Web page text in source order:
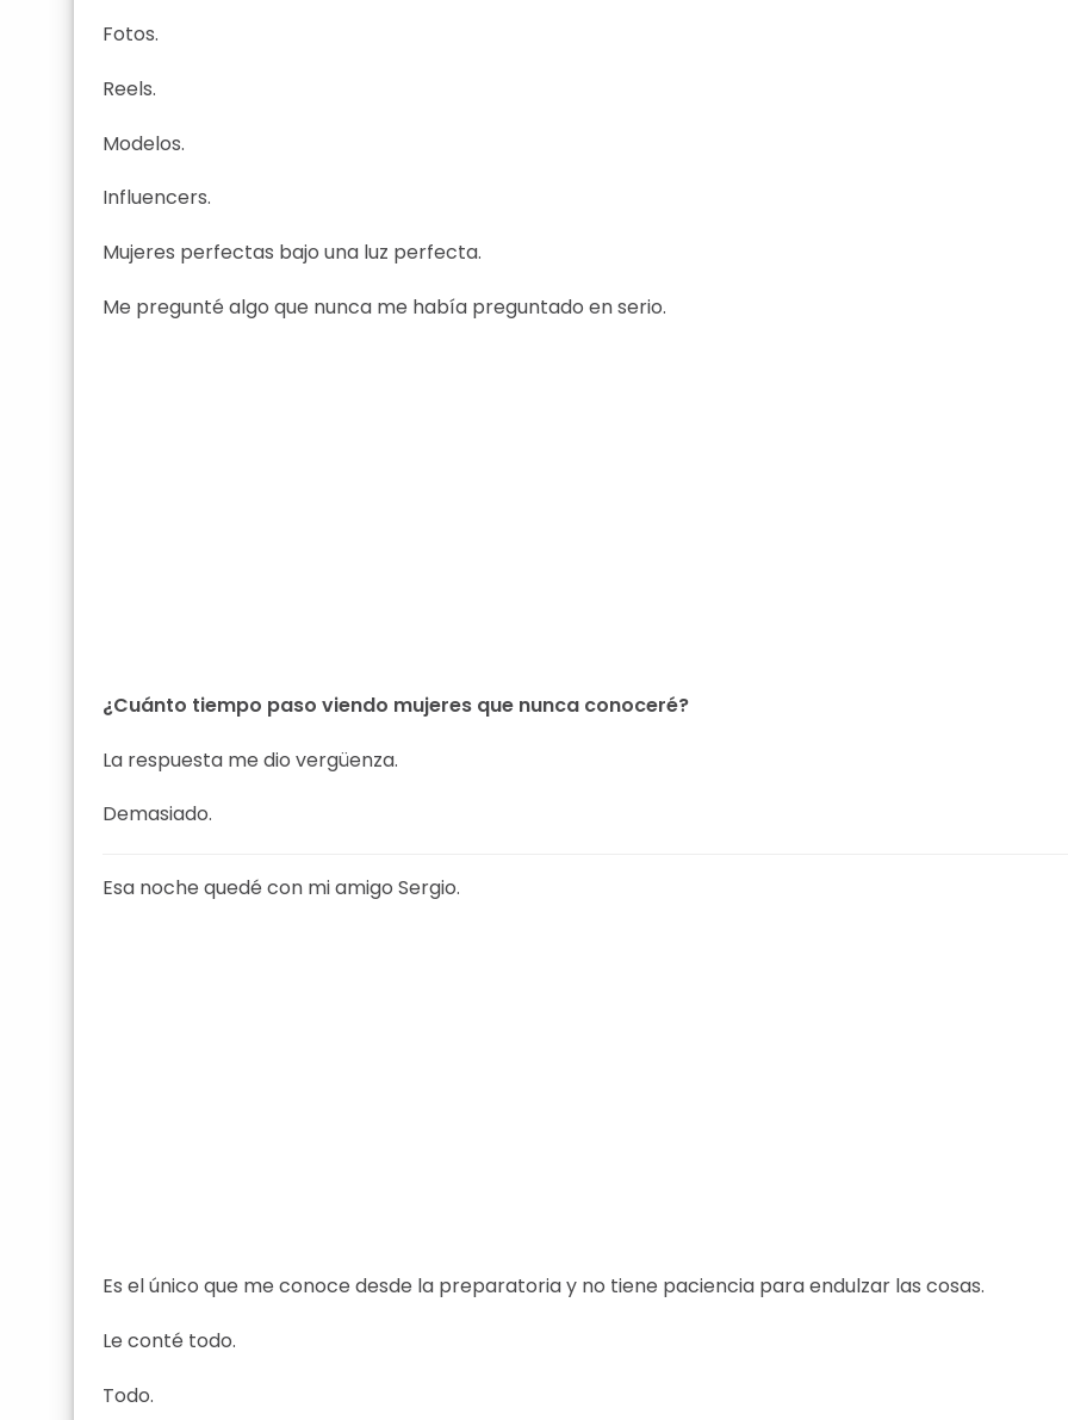
Fotos.
Reels.
Modelos.
Influencers.
Mujeres perfectas bajo una luz perfecta.
Me pregunté algo que nunca me había preguntado en serio.
¿Cuánto tiempo paso viendo mujeres que nunca conoceré?
La respuesta me dio vergüenza.
Demasiado.
Esa noche quedé con mi amigo Sergio.
Es el único que me conoce desde la preparatoria y no tiene paciencia para endulzar las cosas.
Le conté todo.
Todo.